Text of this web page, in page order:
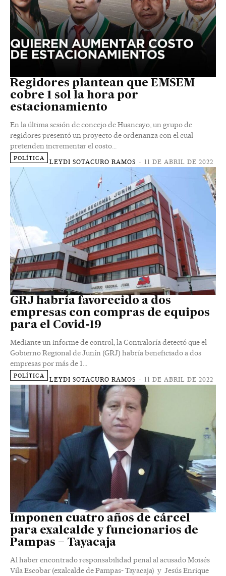
Regidores plantean que EMSEM
cobre 1 sol la hora por
estacionamiento
En la última sesión de concejo de Huancayo, un grupo de
regidores presentó un proyecto de ordenanza con el cual
pretenden incrementar el costo...
POLÍTICA LEYDI SOTACURO RAMOS - 11 DE ABRIL DE 2022
GRJ habría favorecido a dos
empresas con compras de equipos
para el Covid-19
Mediante un informe de control, la Contraloría detectó que el
Gobierno Regional de Junín (GRJ) habría beneficiado a dos
empresas por más de 1...
POLÍTICA LEYDI SOTACURO RAMOS - 11 DE ABRIL DE 2022
Imponen cuatro años de cárcel
para exalcalde y funcionarios de
Pampas – Tayacaja
Al haber encontrado responsabilidad penal al acusado Moisés
Vila Escobar (exalcalde de Pampas- Tayacaja) y Jesús Enrique